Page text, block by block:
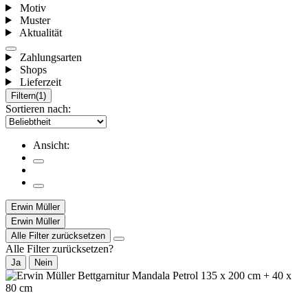
Motiv
Muster
Aktualität
Zahlungsarten
Shops
Lieferzeit
Filtern(1)
Sortieren nach:
Ansicht:
Erwin Müller
Erwin Müller
Alle Filter zurücksetzen
Alle Filter zurücksetzen?
Ja Nein